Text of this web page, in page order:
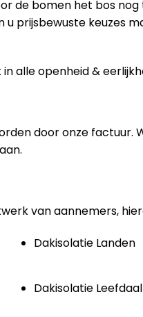
de bomen het bos
prijsbewuste keuzes
alle openheid &
door onze
van aannemers,
Dakisolatie Landen
Dakisolatie Leefdaal